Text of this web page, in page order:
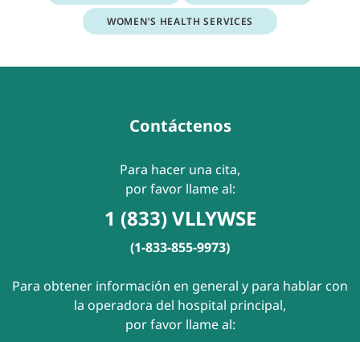
WOMEN’S HEALTH SERVICES
Contáctenos
Para hacer una cita,
por favor llame al:
1 (833) VLLYWSE
(1-833-855-9973)
Para obtener información en general y para hablar con
la operadora del hospital principal,
por favor llame al: